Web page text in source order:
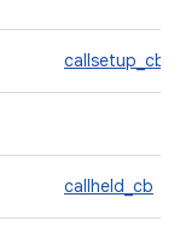
callsetup_cb
callheld_cb